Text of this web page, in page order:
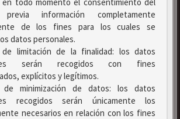
previa información completamente
de los fines para los cuales se
datos personales.
de limitación de la finalidad: los datos
serán recogidos con fines
explícitos y legítimos.
de minimización de datos: los datos
recogidos serán únicamente los
necesarios en relación con los fines